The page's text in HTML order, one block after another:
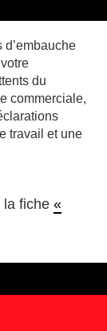
d’embauche
du
commerciale,
travail et une
la fiche «